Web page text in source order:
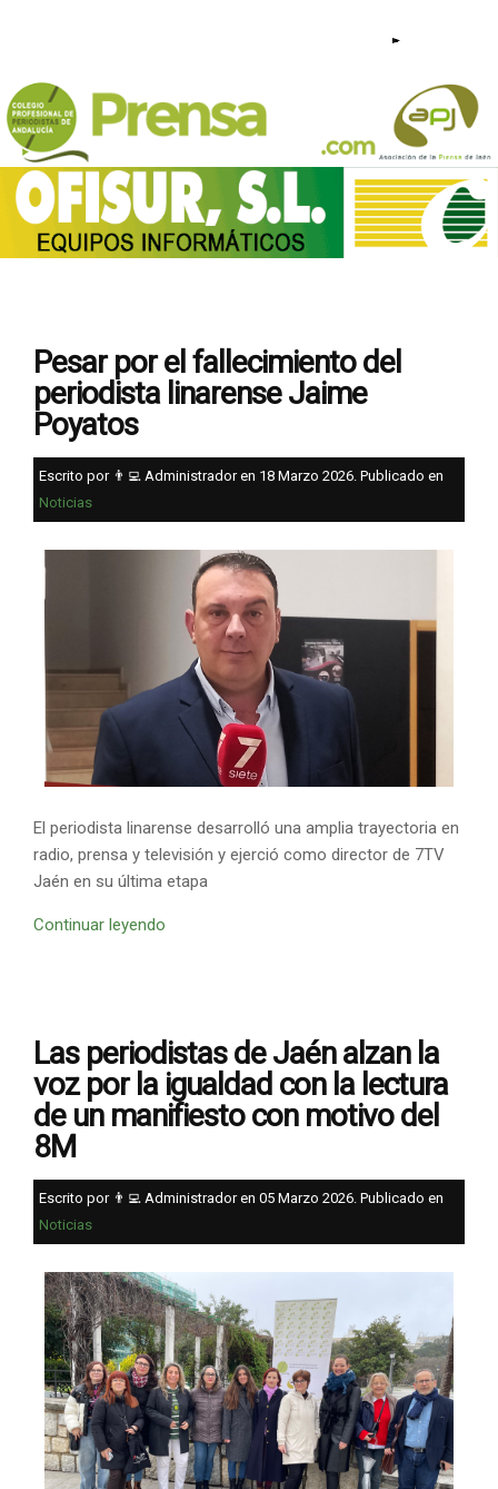
Pesar por el fallecimiento del
periodista linarense Jaime
Poyatos
Escrito por 👨‍💻 Administrador en 18 Marzo 2026. Publicado en
Noticias
El periodista linarense desarrolló una amplia trayectoria en
radio, prensa y televisión y ejerció como director de 7TV
Jaén en su última etapa
Continuar leyendo
Las periodistas de Jaén alzan la
voz por la igualdad con la lectura
de un manifiesto con motivo del
8M
Escrito por 👨‍💻 Administrador en 05 Marzo 2026. Publicado en
Noticias